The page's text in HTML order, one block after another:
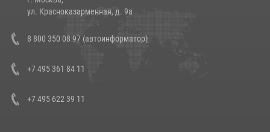
14 июля 2026, 12:20
В Росгвардии прошла военно-научная конференция по обобщению
боевого опыта
ул. Красноказарменная, д. 9а
8 800 350 08 97 (автоинформатор)
+7 495 361 84 11
+7 495 622 39 11